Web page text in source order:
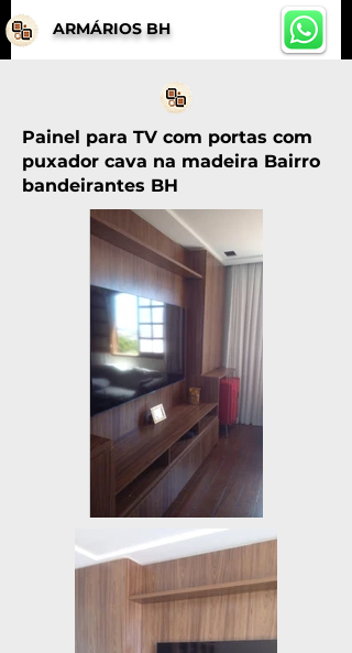
ARMÁRIOS BH
Painel para TV com portas com
puxador cava na madeira Bairro
bandeirantes BH